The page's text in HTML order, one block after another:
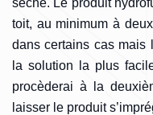
toit, au minimum à
dans certains cas mais
la solution la plus
procèderai à la
laisser le produit